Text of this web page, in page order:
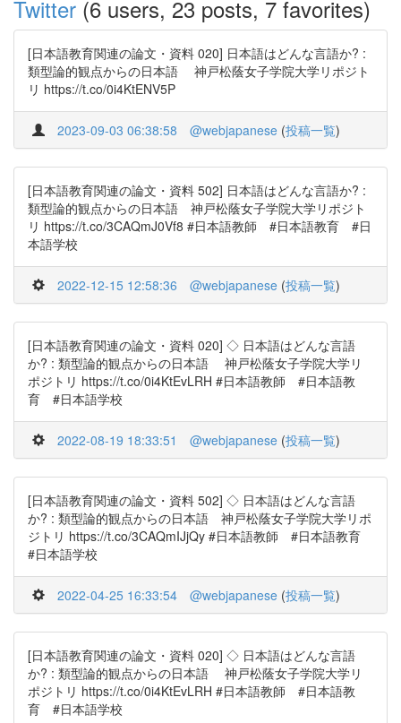
Twitter (6 users, 23 posts, 7 favorites)
[日本語教育関連の論文・資料 020] 日本語はどんな言語か? :
類型論的観点からの日本語 神戸松蔭女子学院大学リポジト
リ https://t.co/0i4KtENV5P
2023-09-03 06:38:58 @webjapanese (投稿一覧)
[日本語教育関連の論文・資料 502] 日本語はどんな言語か? :
類型論的観点からの日本語 神戸松蔭女子学院大学リポジト
リ https://t.co/3CAQmJ0Vf8 #日本語教師 #日本語教育 #日
本語学校
2022-12-15 12:58:36 @webjapanese (投稿一覧)
[日本語教育関連の論文・資料 020] ◇ 日本語はどんな言語
か? : 類型論的観点からの日本語 神戸松蔭女子学院大学リ
ポジトリ https://t.co/0i4KtEvLRH #日本語教師 #日本語教
育 #日本語学校
2022-08-19 18:33:51 @webjapanese (投稿一覧)
[日本語教育関連の論文・資料 502] ◇ 日本語はどんな言語
か? : 類型論的観点からの日本語 神戸松蔭女子学院大学リポ
ジトリ https://t.co/3CAQmIJjQy #日本語教師 #日本語教育
#日本語学校
2022-04-25 16:33:54 @webjapanese (投稿一覧)
[日本語教育関連の論文・資料 020] ◇ 日本語はどんな言語
か? : 類型論的観点からの日本語 神戸松蔭女子学院大学リ
ポジトリ https://t.co/0i4KtEvLRH #日本語教師 #日本語教
育 #日本語学校